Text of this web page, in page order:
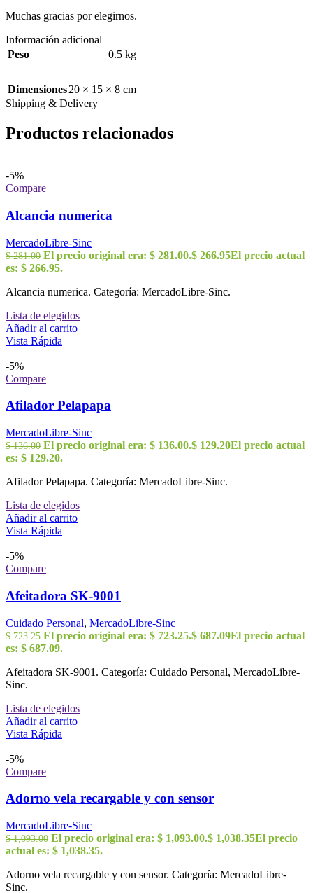
Muchas gracias por elegirnos.
Información adicional
Peso
0.5 kg
Dimensiones20 × 15 × 8 cm
Shipping & Delivery
Productos relacionados
-5%
Compare
Alcancia numerica
MercadoLibre-Sinc
$281.00 El precio original era: $ 281.00.$ 266.95El precio actual
es: $ 266.95.
Alcancia numerica. Categoría: MercadoLibre-Sinc.
Lista de elegidos
Añadir al carrito
Vista Rápida
-5%
Compare
Afilador Pelapapa
MercadoLibre-Sinc
$136.00 El precio original era: $ 136.00.$ 129.20El precio actual
es: $ 129.20.
Afilador Pelapapa. Categoría: MercadoLibre-Sinc.
Lista de elegidos
Añadir al carrito
Vista Rápida
-5%
Compare
Afeitadora SK-9001
Cuidado Personal, MercadoLibre-Sinc
$723.25 El precio original era: $ 723.25.$ 687.09El precio actual
es: $ 687.09.
Afeitadora SK-9001. Categoría: Cuidado Personal, MercadoLibre-
Sinc.
Lista de elegidos
Añadir al carrito
Vista Rápida
-5%
Compare
Adorno vela recargable y con sensor
MercadoLibre-Sinc
$1,093.00 El precio original era: $ 1,093.00.$ 1,038.35El precio
actual es: $ 1,038.35.
Adorno vela recargable y con sensor. Categoría: MercadoLibre-
Sinc.